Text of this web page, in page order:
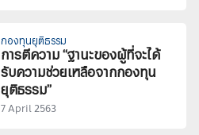
กองทุนยุติธรรม
การตีความ “ฐานะของผู้ที่จะได้
รับความช่วยเหลือจากกองทุน
ยุติธรรม”
7 April 2563